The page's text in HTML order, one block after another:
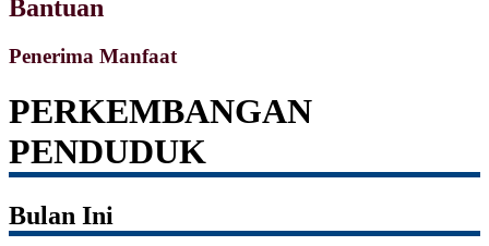
Bantuan
Penerima Manfaat
PERKEMBANGAN
PENDUDUK
Bulan Ini